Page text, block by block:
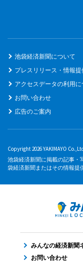
池袋経済新聞について
プレスリリース・情報
アクセスデータの利用に
お問い合わせ
広告のご案内
Copyright 2026 YAKIMAYO
池袋経済新聞に掲載の記事・
袋経済新聞またはその情報提
みんなの経済新聞
お問い合わせ